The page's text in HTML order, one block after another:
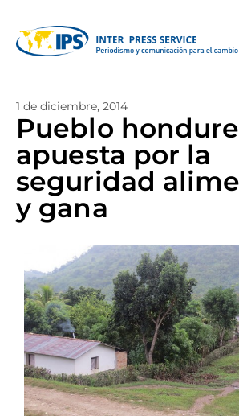
1 de diciembre, 2014
Pueblo
apuesta por la
seguridad
y gana